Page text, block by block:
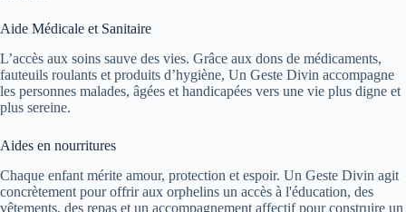
Aide Médicale et Sanitaire
L’accès aux soins sauve des vies. Grâce aux dons de médicaments,
fauteuils roulants et produits d’hygiène, Un Geste Divin accompagne
les personnes malades, âgées et handicapées vers une vie plus digne et
plus sereine.
Aides en nourritures
Chaque enfant mérite amour, protection et espoir. Un Geste Divin agit
concrètement pour offrir aux orphelins un accès à l'éducation, des
vêtements, des repas et un accompagnement affectif pour construire un